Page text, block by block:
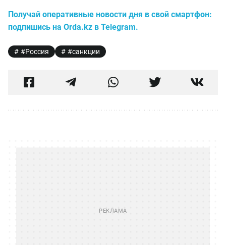
Получай оперативные новости дня в свой смартфон:
подпишись на Orda.kz в Telegram.
#Россия #санкции